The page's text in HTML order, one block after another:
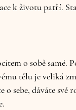
k životu patří.
o sobě samé.
tělu je veliká
sebe, dáváte své